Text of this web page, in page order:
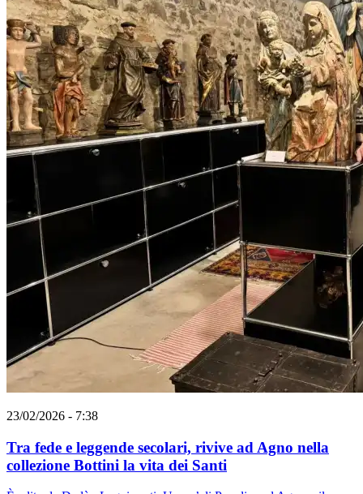
23/02/2026 - 7:38
Tra fede e leggende secolari, rivive ad Agno nella
collezione Bottini la vita dei Santi